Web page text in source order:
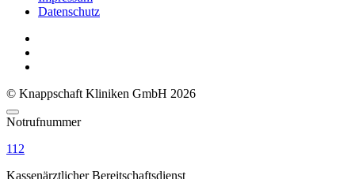
Datenschutz
© Knappschaft Kliniken GmbH 2026
Notrufnummer
112
Kassenärztlicher Bereitschaftsdienst